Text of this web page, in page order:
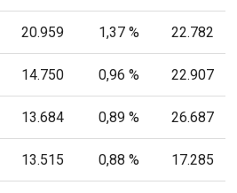
20.959 1,37 % 22.782
14.750 0,96 % 22.907
13.684 0,89 % 26.687
13.515 0,88 % 17.285